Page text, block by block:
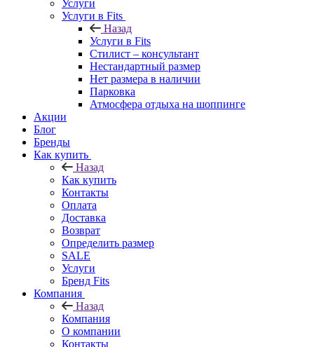
Услуги
Услуги в Fits
Назад
Услуги в Fits
Стилист – консультант
Нестандартный размер
Нет размера в наличии
Парковка
Атмосфера отдыха на шоппинге
Акции
Блог
Бренды
Как купить
Назад
Как купить
Контакты
Оплата
Доставка
Возврат
Определить размер
SALE
Услуги
Бренд Fits
Компания
Назад
Компания
О компании
Контакты